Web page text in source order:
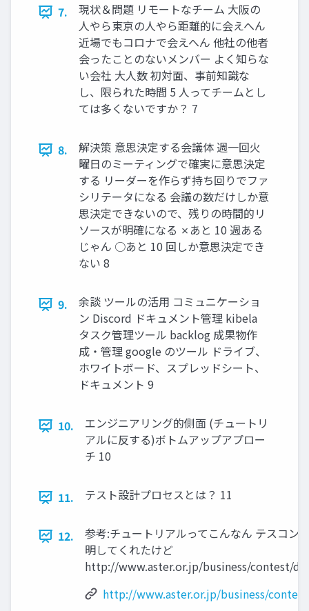
7.
現状＆問題 リモートなチーム 大阪の
人やら東京の人やら距離的に会えへん
近場でもコロナで会えへん 他社の他者
会ったことのないメンバー よく知らな
い会社 大人数 初対面、事前知識な
し、限られた時間 5 人ってチームとし
ては多くないですか？ 7
8.
解決策 意思決定する会議体 週一回火
曜日のミーティングで確実に意思決定
する リーダーを作らず持ち回りでファ
シリテータになる 会議の数だけしか意
思決定できないので、残りの時間的リ
ソースが明確になる ✗あと 10 週ある
じゃん ○あと 10 回しか意思決定でき
ない 8
9.
余談 ツールの活用 コミュニケーショ
ン Discord ドキュメント管理 kibela
タスク管理ツール backlog 成果物作
成・管理 google のツール ドライブ、
ホワイトボード、スプレッドシート、
ドキュメント 9
10.
エンジニアリング的側面 (チュートリ
アルに反する)ボトムアップアプロー
チ 10
11. テスト設計プロセスとは？ 11
12.
参考:チュートリアルってこんなん テスコン
明してくれたけど
http://www.aster.or.jp/business/contest/
http://www.aster.or.jp/business/